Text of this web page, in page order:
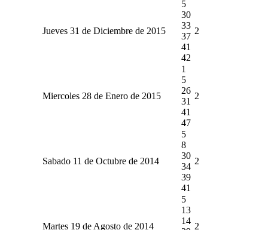
Jueves 31 de Diciembre de 2015
5
30
33
37
41
42
2
Miercoles 28 de Enero de 2015
1
5
26
31
41
47
2
Sabado 11 de Octubre de 2014
5
8
30
34
39
41
2
Martes 19 de Agosto de 2014
5
13
14
2